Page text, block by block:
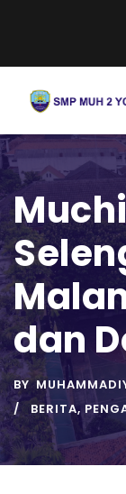
dan
BY
BERITA,